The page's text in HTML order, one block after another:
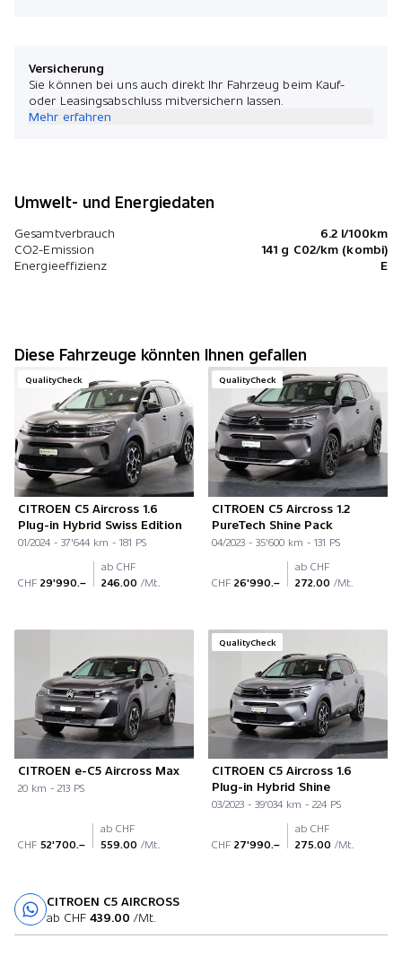
Versicherung
Sie können bei uns auch direkt Ihr Fahrzeug beim Kauf-
oder Leasingsabschluss mitversichern lassen.
Mehr erfahren
Umwelt- und Energiedaten
Gesamtverbrauch
6.2 l/100km
CO2-Emission
141 g C02/km (kombi)
Energieeffizienz
E
Diese Fahrzeuge könnten Ihnen gefallen
QualityCheck
CITROEN C5 Aircross 1.6
Plug-in Hybrid Swiss Edition
01/2024 - 37'644 km - 181 PS
CHF 29'990.–
ab CHF
246.00 /Mt.
QualityCheck
CITROEN C5 Aircross 1.2
PureTech Shine Pack
04/2023 - 35'600 km - 131 PS
CHF 26'990.–
ab CHF
272.00 /Mt.
CITROEN e-C5 Aircross Max
20 km - 213 PS
CHF 52'700.–
ab CHF
559.00 /Mt.
QualityCheck
CITROEN C5 Aircross 1.6
Plug-in Hybrid Shine
03/2023 - 39'034 km - 224 PS
CHF 27'990.–
ab CHF
275.00 /Mt.
CITROEN C5 AIRCROSS
ab CHF 439.00 /Mt.